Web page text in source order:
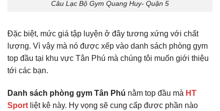
Câu Lạc Bộ Gym Quang Huy- Quận 5
Đặc biệt, mức giá tập luyện ở đây tương xứng với chất
lượng. Vì vậy mà nó được xếp vào danh sách phòng gym
top đầu tại khu vực Tân Phú mà chúng tôi muốn giới thiệu
tới các bạn.
Danh sách phòng gym Tân Phú nằm top đầu mà HT
Sport liệt kê này. Hy vọng sẽ cung cấp được phần nào